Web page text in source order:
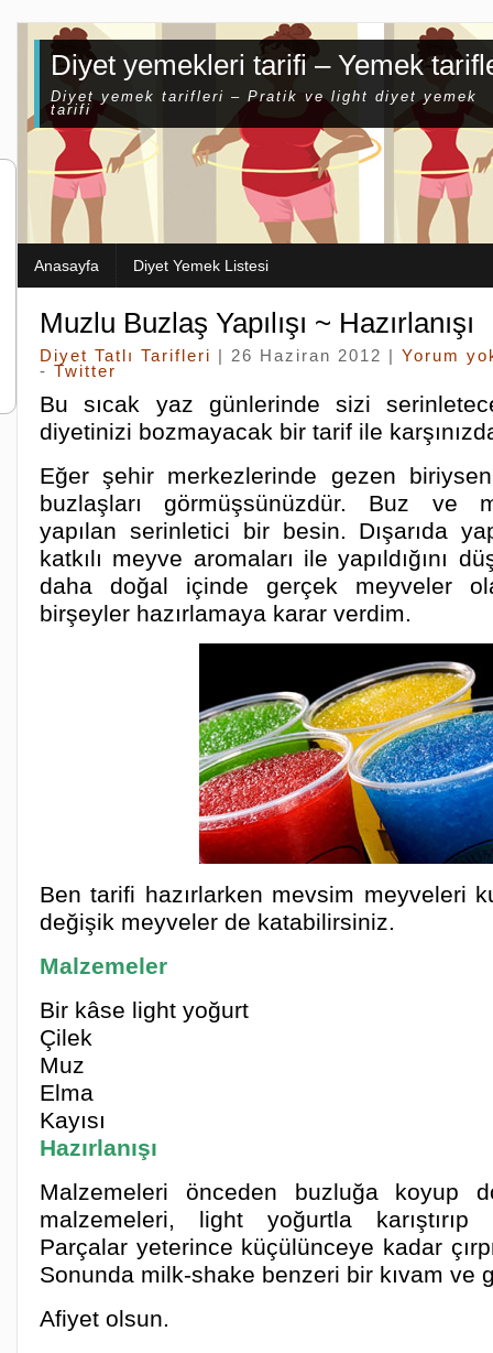
Diyet yemekleri tarifi – Yemek
Diyet yemek tarifleri – Pratik ve light diyet yemek
tarifi
Anasayfa Diyet Yemek Listesi
Muzlu Buzlaş Yapılışı ~ Hazırlanışı
Diyet Tatlı Tarifleri | 26 Haziran 2012 | Yorum
- Twitter
Bu sıcak yaz günlerinde sizi
diyetinizi bozmayacak bir tarif ile
Eğer şehir merkezlerinde gezen
buzlaşları görmüşsünüzdür. Buz ve
yapılan serinletici bir besin. Dışarıda
katkılı meyve aromaları ile yapıldığını
daha doğal içinde gerçek meyveler
birşeyler hazırlamaya karar verdim.
Ben tarifi hazırlarken mevsim meyveleri
değişik meyveler de katabilirsiniz.
Malzemeler
Bir kâse light yoğurt
Çilek
Muz
Elma
Kayısı
Hazırlanışı
Malzemeleri önceden buzluğa koyup
malzemeleri, light yoğurtla karıştırıp
Parçalar yeterince küçülünceye kadar
Sonunda milk-shake benzeri bir kıvam ve
Afiyet olsun.